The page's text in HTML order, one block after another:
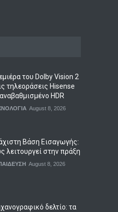
του Dolby Vision 2
τηλεοράσεις Hisense
HDR
August 8, 2026
Βάση Εισαγωγής:
λειτουργεί στην πράξη
August 8, 2026
δελτίο: τα